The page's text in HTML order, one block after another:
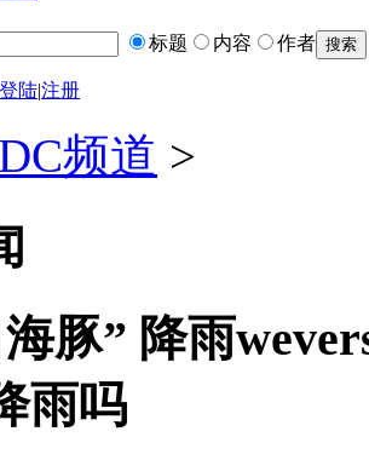
标题 内容 作者
登陆|注册
频道 >
豚” 降雨
雨吗